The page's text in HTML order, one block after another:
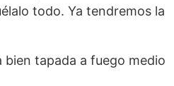
todo. Ya tendremos la
bien tapada a fuego medio